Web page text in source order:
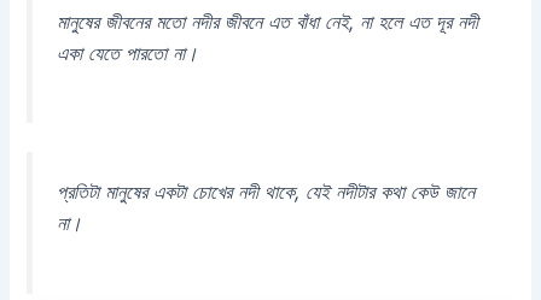
মানুষের জীবনের মতো নদীর জীবনে এত বাঁধা নেই, না হলে এত দূর নদী
একা যেতে পারতো না।
প্রতিটা মানুষের একটা চোখের নদী থাকে, যেই নদীটার কথা কেউ জানে
না।